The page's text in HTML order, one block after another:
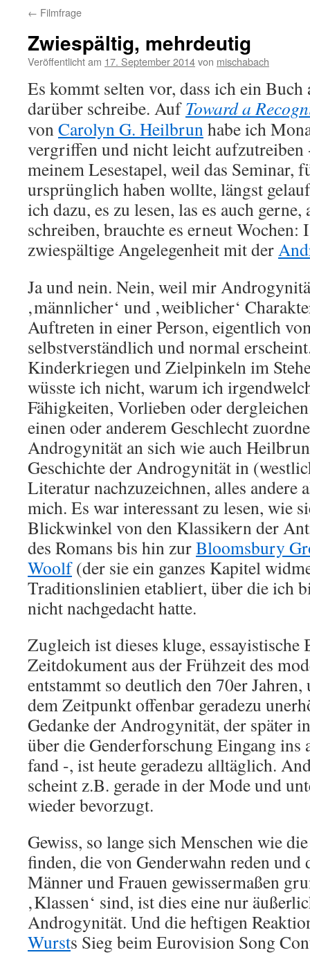
← Filmfrage
Zwiespältig, mehrdeutig
Veröffentlicht am 17. September 2014von mischabach
Es kommt selten vor, dass ich ein Buch
darüber schreibe. AufToward a
vonCarolyn G. Heilbrunhabe ich
vergriffen und nicht leicht aufzutreiben
meinem Lesestapel, weil das Seminar,
ursprünglich haben wollte, längst
ich dazu, es zu lesen, las es auch
schreiben, brauchte es erneut Wochen:
zwiespältige Angelegenheit mit der
Ja und nein. Nein, weil mir
‚männlicher‘ und ‚weiblicher‘
Auftreten in einer Person, eigentlich
selbstverständlich und normal
Kinderkriegen und Zielpinkeln im
wüsste ich nicht, warum ich
Fähigkeiten, Vorlieben oder
einen oder anderem Geschlecht
Androgynität an sich wie auch
Geschichte der Androgynität in
Literatur nachzuzeichnen, alles andere
mich. Es war interessant zu lesen, wie
Blickwinkel von den Klassikern der
des Romans bis hin zurBloomsbury
Woolf(der sie ein ganzes Kapitel
Traditionslinien etabliert, über die ich
nicht nachgedacht hatte.
Zugleich ist dieses kluge, essayistische
Zeitdokument aus der Frühzeit des
entstammt so deutlich den 70er Jahren,
dem Zeitpunkt offenbar geradezu
Gedanke der Androgynität, der später
über die Genderforschung Eingang ins
fand -, ist heute geradezu alltäglich.
scheint z.B. gerade in der Mode und
wieder bevorzugt.
Gewiss, so lange sich Menschen wie
finden, die von Genderwahn reden und
Männer und Frauen gewissermaßen
‚Klassen‘ sind, ist dies eine nur
Androgynität. Und die heftigen
Wursts Sieg beim Eurovision Song